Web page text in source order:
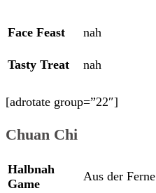
Face Feast nah
Tasty Treat
nah
[adrotate group=”22″]
Chuan Chi
Halbnah
Game
Aus der Ferne